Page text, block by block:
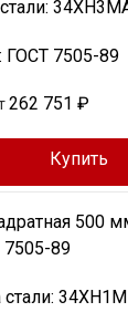
ГОСТ 7505-89
262 751 ₽
Купить
500
7505-89
34ХН1М